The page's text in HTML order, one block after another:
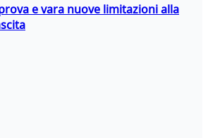
e vara nuove limitazioni alla